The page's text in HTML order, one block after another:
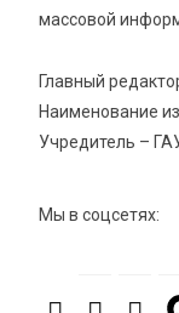
6 Авг
Владимира
6 Авг
6 Авг 2026
массовой
Главный
Наименование
Учредитель –
Мы в соцсетях: